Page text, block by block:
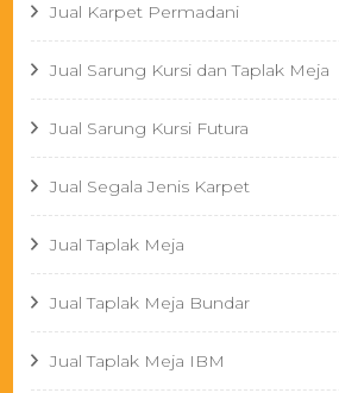
Jual Karpet Permadani
Jual Sarung Kursi dan Taplak Meja
Jual Sarung Kursi Futura
Jual Segala Jenis Karpet
Jual Taplak Meja
Jual Taplak Meja Bundar
Jual Taplak Meja IBM